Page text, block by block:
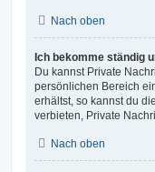
Nach oben
Ich bekomme ständig
Du kannst Private
persönlichen Bereich
erhältst, so kannst du
verbieten, Private
Nach oben